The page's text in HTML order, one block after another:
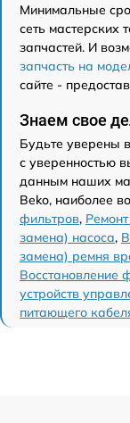
Минимальные
сеть мастерских
запчастей. И
запчасть на
сайте -
Знаем свое
Будьте уверены
с уверенностью
данным наших
Beko, наиболее
фильтров,
замена) насоса,
замена) ремня
Восстановление
устройств
питающего